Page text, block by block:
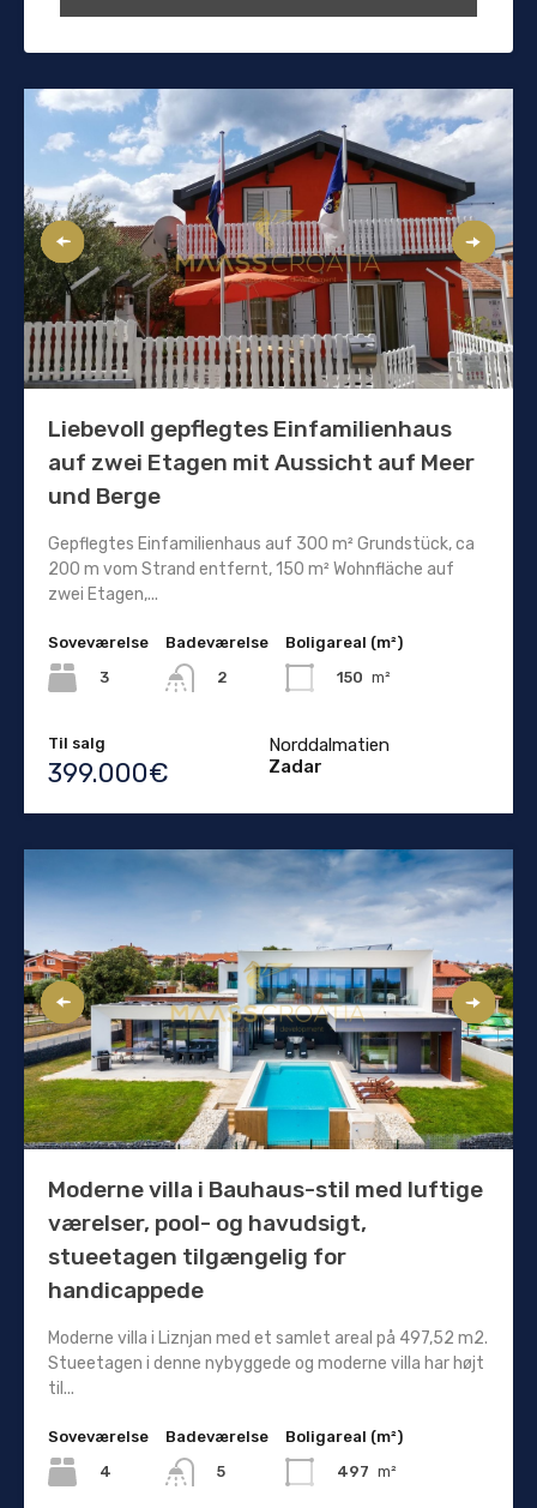
Liebevoll gepflegtes Einfamilienhaus
auf zwei Etagen mit Aussicht auf Meer
und Berge
Gepflegtes Einfamilienhaus auf 300 m² Grundstück, ca
200 m vom Strand entfernt, 150 m² Wohnfläche auf
zwei Etagen,...
Soveværelse
3
Badeværelse
2
Boligareal (m²)
150 m²
Til salg
399.000€
Norddalmatien
Zadar
Moderne villa i Bauhaus-stil med luftige
værelser, pool- og havudsigt,
stueetagen tilgængelig for
handicappede
Moderne villa i Liznjan med et samlet areal på 497,52 m2.
Stueetagen i denne nybyggede og moderne villa har højt
til...
Soveværelse
4
Badeværelse
5
Boligareal (m²)
497 m²